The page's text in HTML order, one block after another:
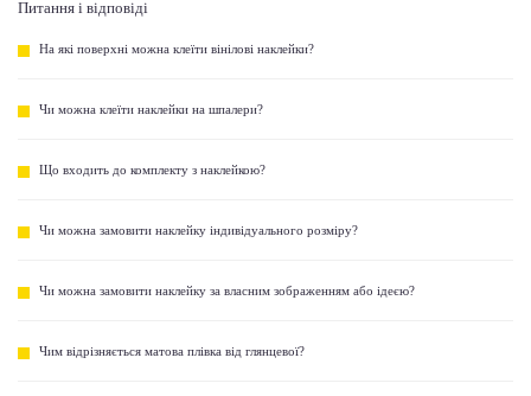
Питання і відповіді
На які поверхні можна клеїти вінілові наклейки?
Чи можна клеїти наклейки на шпалери?
Що входить до комплекту з наклейкою?
Чи можна замовити наклейку індивідуального розміру?
Чи можна замовити наклейку за власним зображенням або ідеєю?
Чим відрізняється матова плівка від глянцевої?